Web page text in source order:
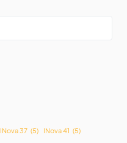
INova 37 (5) INova 41 (5)